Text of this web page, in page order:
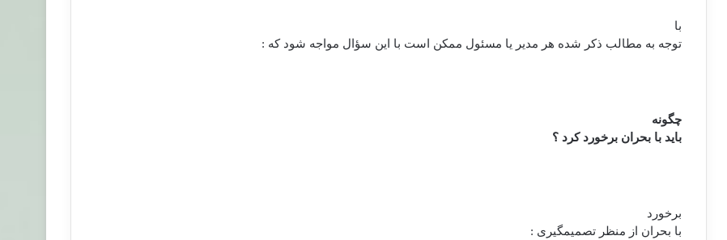
با
توجه به مطالب ذكر شده هر مدیر یا مسئول ممكن است با این سؤال مواجه شود كه :
چگونه
باید با بحران برخورد كرد ؟
برخورد
با بحران از منظر تصمیم‏گیری :